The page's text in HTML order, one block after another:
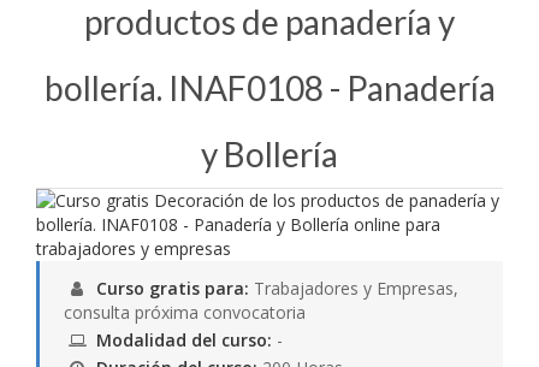
productos de panadería y
bollería. INAF0108 - Panadería
y Bollería
Curso gratis para: Trabajadores y Empresas,
consulta próxima convocatoria
Modalidad del curso: -